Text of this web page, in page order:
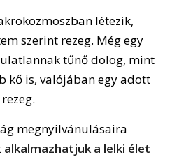
létezik,
szerint rezeg. Még egy
tűnő dolog, mint
kő is, valójában egy adott
megnyilvánulásaira
alkalmazhatjuk a lelki élet